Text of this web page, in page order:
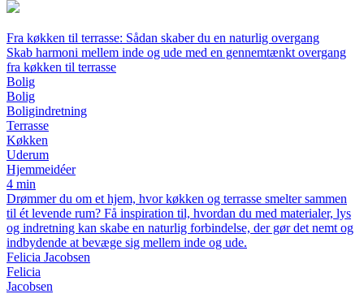
Fra køkken til terrasse: Sådan skaber du en naturlig overgang
Skab harmoni mellem inde og ude med en gennemtænkt overgang
fra køkken til terrasse
Bolig
Bolig
Boligindretning
Terrasse
Køkken
Uderum
Hjemmeidéer
4 min
Drømmer du om et hjem, hvor køkken og terrasse smelter sammen
til ét levende rum? Få inspiration til, hvordan du med materialer, lys
og indretning kan skabe en naturlig forbindelse, der gør det nemt og
indbydende at bevæge sig mellem inde og ude.
Felicia Jacobsen
Felicia
Jacobsen